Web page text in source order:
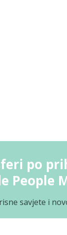
po
People
savjete i